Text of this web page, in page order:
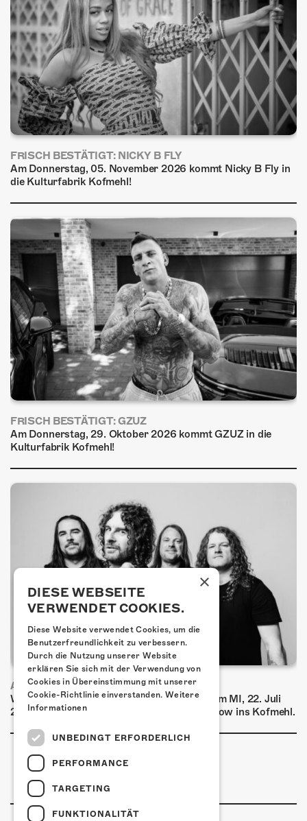
FRISCH BESTÄTIGT: NICKY B FLY
Am Donnerstag, 05. November 2026 kommt Nicky B Fly in
die Kulturfabrik Kofmehl!
FRISCH BESTÄTIGT: GZUZ
Am Donnerstag, 29. Oktober 2026 kommt GZUZ in die
Kulturfabrik Kofmehl!
AIRBOURNE - SPECIAL SUMMER SHOW
Wow, das ist ein Ding! Airbourne kommen am MI, 22. Juli
2026 für eine exklusive Special Summer Show ins Kofmehl.
×
DIESE WEBSEITE
VERWENDET COOKIES.
Diese Website verwendet Cookies, um die
Benutzerfreundlichkeit zu verbessern.
Durch die Nutzung unserer Website
erklären Sie sich mit der Verwendung von
Cookies in Übereinstimmung mit unserer
Cookie-Richtlinie einverstanden. Weitere
Informationen
UNBEDINGT ERFORDERLICH
PERFORMANCE
TARGETING
FUNKTIONALITÄT